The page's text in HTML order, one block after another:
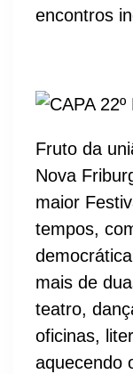
encontros
Fruto da
Nova
maior
tempos,
mais de
teatro,
oficinas,
aquecendo